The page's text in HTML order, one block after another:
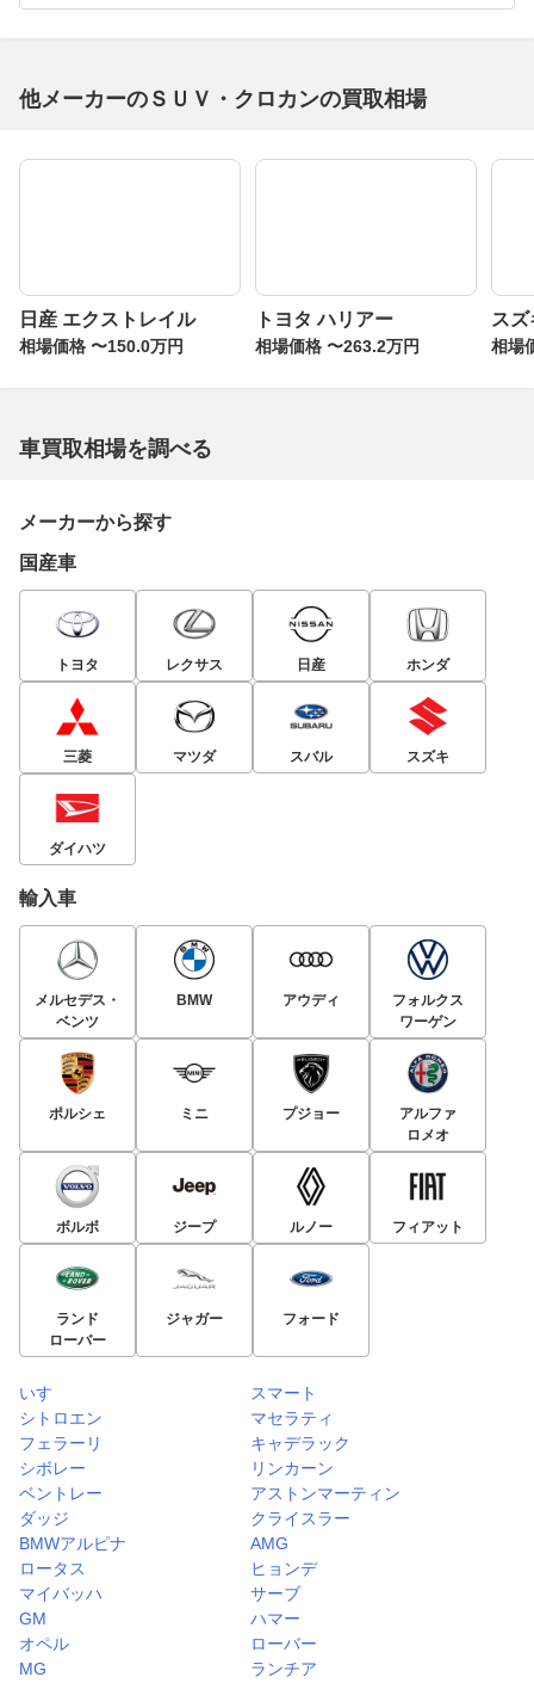
他メーカーのＳＵＶ・クロカンの買取相場
日産 エクストレイル
相場価格 〜150.0万円
トヨタ ハリアー
相場価格 〜263.2万円
ス
相場
車買取相場を調べる
メーカーから探す
国産車
トヨタ レクサス 日産 ホンダ
三菱 マツダ スバル スズキ
ダイハツ
輸入車
メルセデス・
ベンツ
BMW アウディ
フォルクス
ワーゲン
ポルシェ ミニ プジョー
アルファ
ロメオ
ボルボ ジープ ルノー フィアット
ランド
ローバー
ジャガー フォード
いすゞ
スマート
シトロエン
マセラティ
フェラーリ
キャデラック
シボレー
リンカーン
ベントレー
アストンマーティン
ダッジ
クライスラー
BMWアルピナ
AMG
ロータス
ヒョンデ
マイバッハ
サーブ
GM
ハマー
オペル
ローバー
MG
ランチア